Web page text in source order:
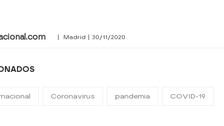
| Madrid | 30/11/2020
Coronavirus pandemia COVID-19